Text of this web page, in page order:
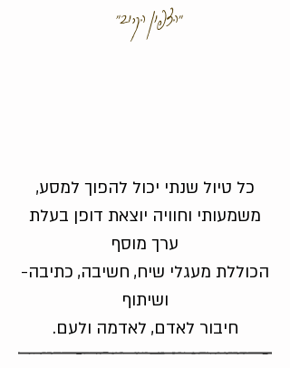
"הצפון הקרוב"
,כל טיול שנתי יכול להפוך למסע
משמעותי וחוויה יוצאת דופן בעלת
ערך מוסף
-הכוללת מעגלי שיח, חשיבה, כתיבה
ושיתוף
.חיבור לאדם, לאדמה ולעם